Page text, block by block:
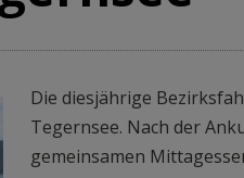
Die diesjährige
Tegernsee. Nach der
gemeinsamen